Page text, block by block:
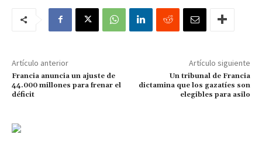
Artículo anterior
Francia anuncia un ajuste de
44.000 millones para frenar el
déficit
Artículo siguiente
Un tribunal de Francia
dictamina que los gazatíes son
elegibles para asilo